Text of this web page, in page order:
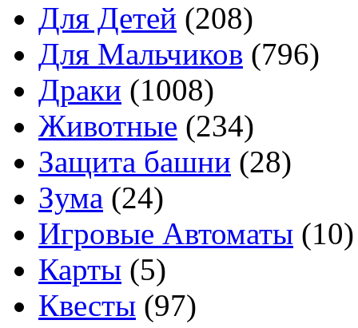
Для Детей (208)
Для Мальчиков (796)
Драки (1008)
Животные (234)
Защита башни (28)
Зума (24)
Игровые Автоматы (10)
Карты (5)
Квесты (97)